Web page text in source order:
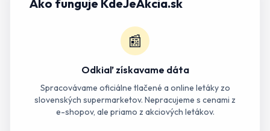
Ako funguje KdeJeAkcia.sk
📰
Odkiaľ získavame dáta
Spracovávame oficiálne tlačené a online letáky zo
slovenských supermarketov. Nepracujeme s cenami z
e-shopov, ale priamo z akciových letákov.